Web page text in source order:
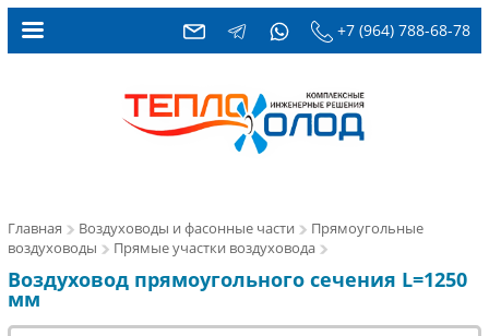
+7 (964) 788-68-78
Главная Воздуховоды и фасонные части
Прямоугольные
воздуховоды
Прямые участки воздуховода
Воздуховод прямоугольного сечения L=1250
мм